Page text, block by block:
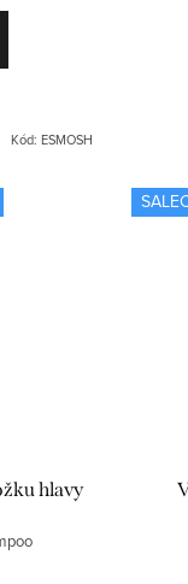
Kód: ESMOSH
hlavy